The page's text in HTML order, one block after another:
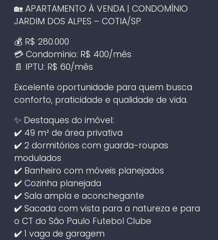
🏡 APARTAMENTO À VENDA | CONDOMÍNIO
JARDIM DOS ALPES – COTIA/SP
💰 R$ 280.000
💳 Condomínio: R$ 400/mês
📄 IPTU: R$ 60/mês
Excelente oportunidade para quem busca
conforto, praticidade e qualidade de vida.
✨ Destaques do imóvel:
✔️ 49 m² de área privativa
✔️ 2 dormitórios com guarda-roupas
modulados
✔️ Banheiro com móveis planejados
✔️ Cozinha planejada
✔️ Sala ampla e aconchegante
✔️ Sacada com vista para a natureza e para
o CT do São Paulo Futebol Clube
✔️ 1 vaga de garagem